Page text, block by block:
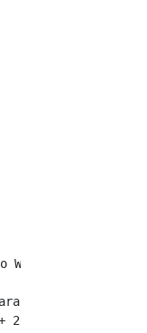
World");
et une
20 + "je suis